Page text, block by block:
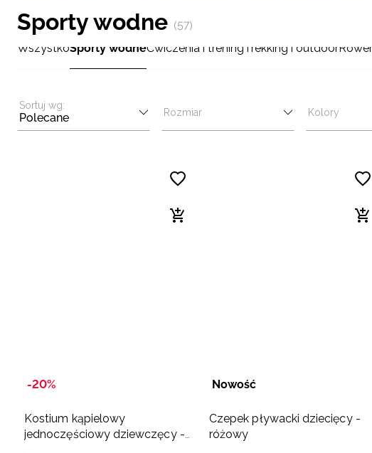
Sporty wodne (57)
WszystkoSporty wodneĆwiczenia i trening Trekking i outdoorRower
Sortuj wg:
Polecane Rozmiar Kolory
-20%
Kostium kąpielowy
jednoczęściowy dziewczęcy -
Nowość
Czepek pływacki dziecięcy -
różowy